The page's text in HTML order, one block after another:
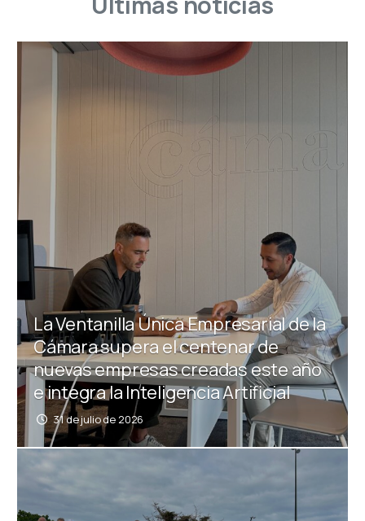
La Ventanilla Única Empresarial de la
Cámara supera el centenar de
nuevas empresas creadas este año
e integra la Inteligencia Artificial
31 de julio de 2026